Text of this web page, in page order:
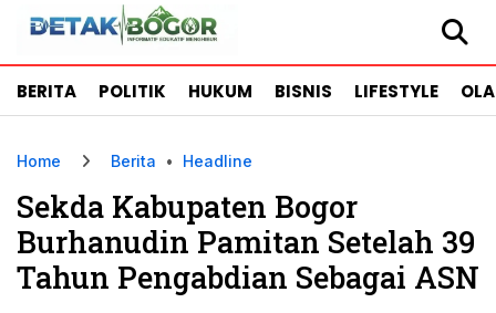
BERITA POLITIK HUKUM BISNIS LIFESTYLE
Home Berita • Headline
Sekda Kabupaten Bogor
Burhanudin Pamitan Setelah 39
Tahun Pengabdian Sebagai ASN